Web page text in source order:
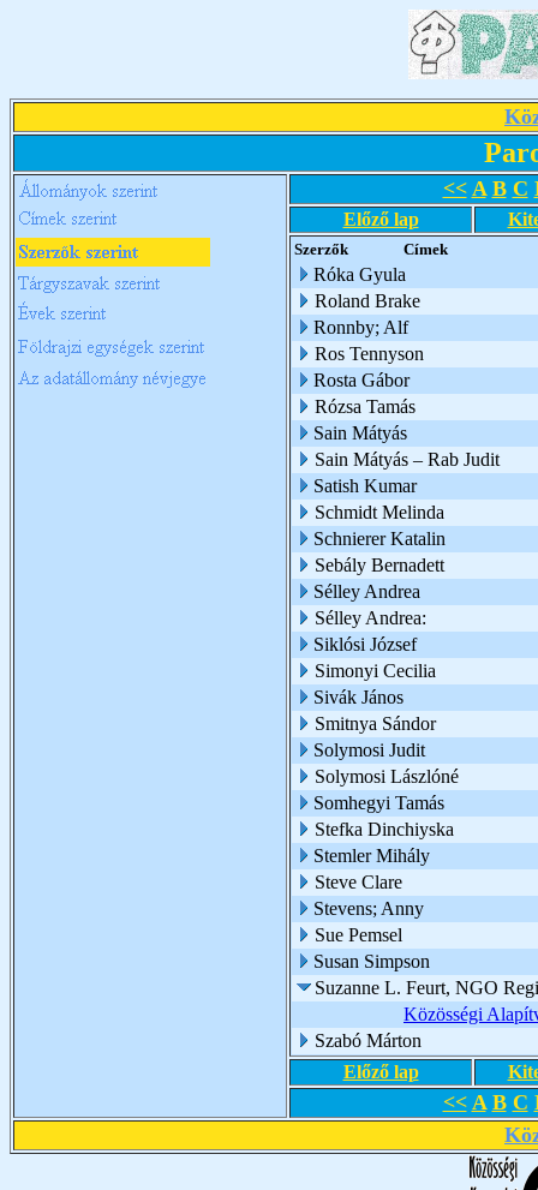
<< A B C
Előző lap
Szerzők Címek
Róka Gyula
Roland Brake
Ronnby; Alf
Ros Tennyson
Rosta Gábor
Rózsa Tamás
Sain Mátyás
Sain Mátyás – Rab Judit
Satish Kumar
Schmidt Melinda
Schnierer Katalin
Sebály Bernadett
Sélley Andrea
Sélley Andrea:
Siklósi József
Simonyi Cecilia
Sivák János
Smitnya Sándor
Solymosi Judit
Solymosi Lászlóné
Somhegyi Tamás
Stefka Dinchiyska
Stemler Mihály
Steve Clare
Stevens; Anny
Sue Pemsel
Susan Simpson
Suzanne L. Feurt, NGO
Közösségi
Szabó Márton
Előző lap
<< A B C